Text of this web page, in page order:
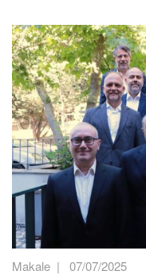
Makale | 07/07/2025